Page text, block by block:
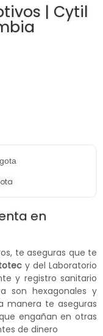
| Cytil
en
te aseguras que te
y del Laboratorio
y registro sanitario
son hexagonales y
manera te aseguras
engañan en otras
de dinero